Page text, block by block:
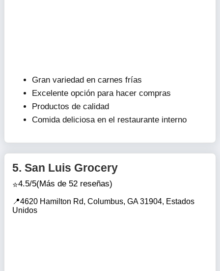
Gran variedad en carnes frías
Excelente opción para hacer compras
Productos de calidad
Comida deliciosa en el restaurante interno
5. San Luis Grocery
4.5/5(Más de 52 reseñas)
4620 Hamilton Rd, Columbus, GA 31904, Estados
Unidos